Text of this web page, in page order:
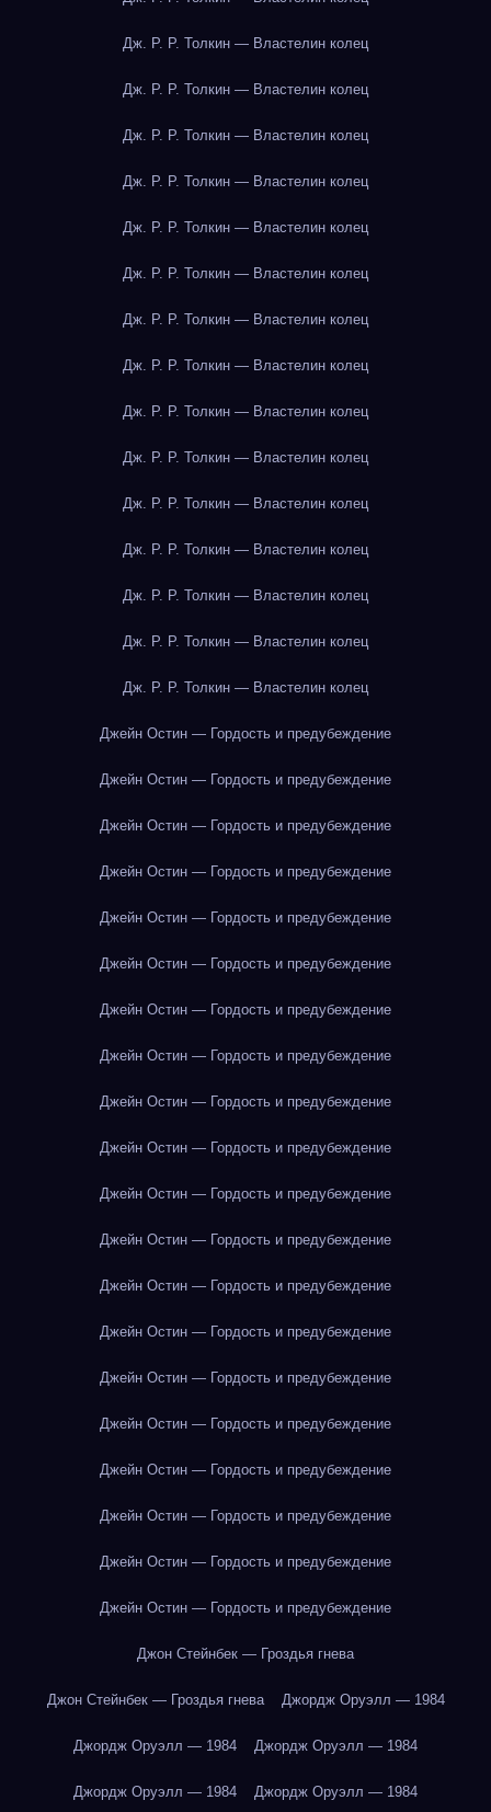
Дж. Р. Р. Толкин — Властелин колец
Дж. Р. Р. Толкин — Властелин колец
Дж. Р. Р. Толкин — Властелин колец
Дж. Р. Р. Толкин — Властелин колец
Дж. Р. Р. Толкин — Властелин колец
Дж. Р. Р. Толкин — Властелин колец
Дж. Р. Р. Толкин — Властелин колец
Дж. Р. Р. Толкин — Властелин колец
Дж. Р. Р. Толкин — Властелин колец
Дж. Р. Р. Толкин — Властелин колец
Дж. Р. Р. Толкин — Властелин колец
Дж. Р. Р. Толкин — Властелин колец
Дж. Р. Р. Толкин — Властелин колец
Дж. Р. Р. Толкин — Властелин колец
Дж. Р. Р. Толкин — Властелин колец
Джейн Остин — Гордость и предубеждение
Джейн Остин — Гордость и предубеждение
Джейн Остин — Гордость и предубеждение
Джейн Остин — Гордость и предубеждение
Джейн Остин — Гордость и предубеждение
Джейн Остин — Гордость и предубеждение
Джейн Остин — Гордость и предубеждение
Джейн Остин — Гордость и предубеждение
Джейн Остин — Гордость и предубеждение
Джейн Остин — Гордость и предубеждение
Джейн Остин — Гордость и предубеждение
Джейн Остин — Гордость и предубеждение
Джейн Остин — Гордость и предубеждение
Джейн Остин — Гордость и предубеждение
Джейн Остин — Гордость и предубеждение
Джейн Остин — Гордость и предубеждение
Джейн Остин — Гордость и предубеждение
Джейн Остин — Гордость и предубеждение
Джейн Остин — Гордость и предубеждение
Джейн Остин — Гордость и предубеждение
Джон Стейнбек — Гроздья гнева
Джон Стейнбек — Гроздья гнева Джордж Оруэлл — 1984
Джордж Оруэлл — 1984 Джордж Оруэлл — 1984
Джордж Оруэлл — 1984 Джордж Оруэлл — 1984